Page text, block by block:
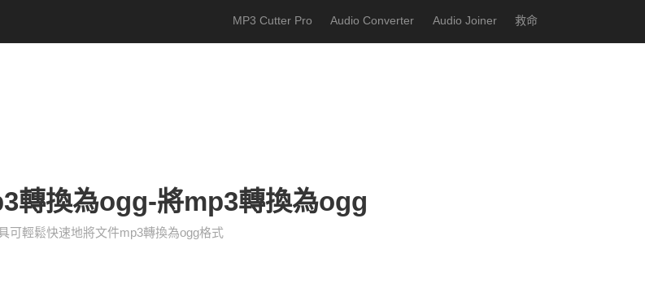
MP3 Cutter Pro Audio Converter Audio Joiner 救命
轉換為ogg-將mp3轉換為ogg
可輕鬆快速地將文件mp3轉換為ogg格式